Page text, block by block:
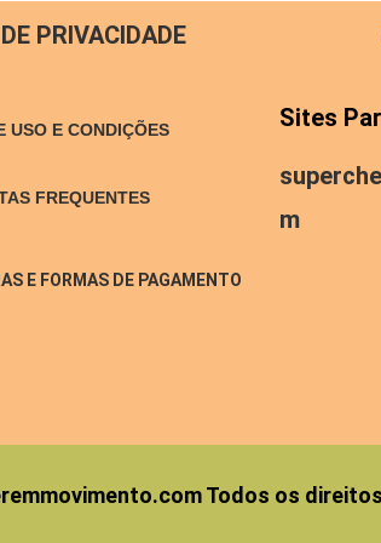
PRIVACIDADE
USO E CONDIÇÕES
FREQUENTES
E FORMAS DE PAGAMENTO
Sites
m
Todos os